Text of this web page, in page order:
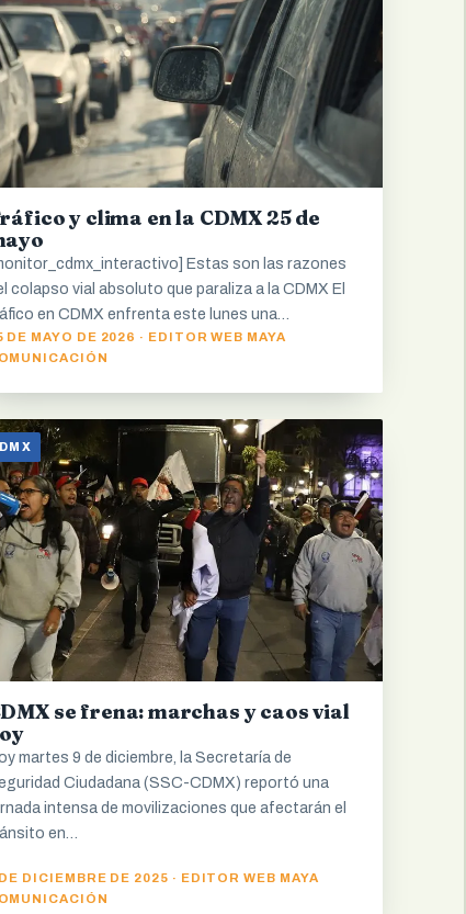
y clima en la CDMX 25 de
Estas son las razones
colapso vial absoluto que paraliza a la CDMX El
en CDMX enfrenta este lunes una…
DE MAYO DE 2026 · EDITOR WEB MAYA
se frena: marchas y caos vial
martes 9 de diciembre, la Secretaría de
Ciudadana (SSC-CDMX) reportó una
intensa de movilizaciones que afectarán el
en…
DICIEMBRE DE 2025 · EDITOR WEB MAYA